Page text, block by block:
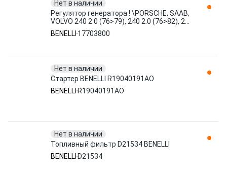
Нет в наличии
Регулятор генератора ! \PORSCHE, SAAB,
VOLVO 240 2.0 (76>79), 240 2.0 (76>82), 240
2.0 (78>83), 240 17703800 BENELLI
BENELLI 17703800
Нет в наличии
Стартер BENELLI R19040191AO
BENELLI R19040191AO
Нет в наличии
Топливный фильтр D21534 BENELLI
BENELLI D21534